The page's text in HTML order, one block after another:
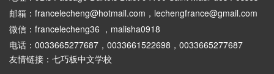
邮箱：francelecheng@hotmail.com，lechengfrance@gmail.com
微信：francelecheng36 ，malisha0918
电话：0033665277687，0033661522698，0033665277687
友情链接： 七巧板中文学校